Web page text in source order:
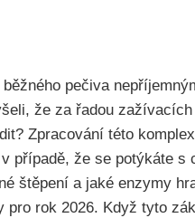
pečiva
že za řadou
Zpracování této
případě, že se potýkáte s
štěpení a jaké enzymy
pro rok 2026. Když tyto